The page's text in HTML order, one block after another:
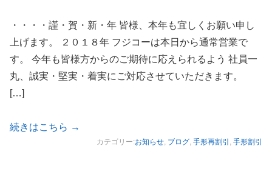
・・・・謹・賀・新・年 皆様、本年も宜しくお願い申し
上げます。 ２０１８年 フジコーは本日から通常営業で
す。 今年も皆様方からのご期待に応えられるよう 社員一
丸、誠実・堅実・着実にご対応させていただきます。
[…]
続きはこちら →
カテゴリー:お知らせ, ブログ, 手形再割引 , 手形割引